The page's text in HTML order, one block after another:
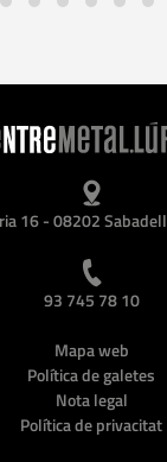
16 - 08202
93 745 78 10
Mapa web
Política de galetes
Nota legal
Política de privacitat